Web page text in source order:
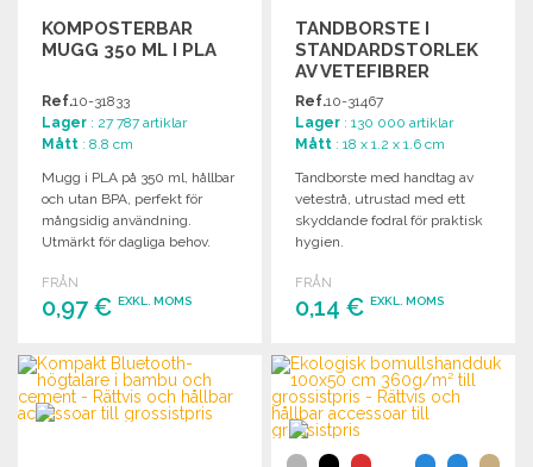
KOMPOSTERBAR
MUGG 350 ML I PLA
Ref.10-31833
Lager : 27 787 artiklar
Mått : 8.8 cm
Mugg i PLA på 350 ml, hållbar
och utan BPA, perfekt för
mångsidig användning.
Utmärkt för dagliga behov.
FRÅN
0,97 € EXKL. MOMS
BESTÄLL
Begär offert
TANDBORSTE I
STANDARDSTORLEK
AV VETEFIBRER
Ref.10-31467
Lager : 130 000 artiklar
Mått : 18 x 1.2 x 1.6 cm
Tandborste med handtag av
vetestrå, utrustad med ett
skyddande fodral för praktisk
hygien.
FRÅN
0,14 €EXKL. MOMS
BESTÄLL
Begär offert